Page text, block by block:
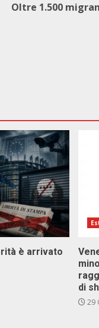
Oltre 1.500
è arrivato
di
29